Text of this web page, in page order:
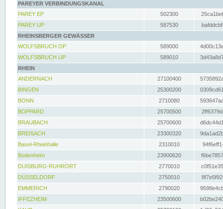
PAREYER VERBINDUNGSKANAL
PAREY EP
502300
PAREY UP
587530
RHEINSBERGER GEWÄSSER
WOLFSBRUCH OP
589000
WOLFSBRUCH UP
589010
RHEIN
ANDERNACH
27100400
BINGEN
25300200
BONN
2710080
BOPPARD
25700500
BRAUBACH
25700600
BREISACH
23300320
Basel-Rheinhalle
2310010
Bodenheim
23900620
DUISBURG-RUHRORT
2770010
DÜSSELDORF
2750010
EMMERICH
2790020
IFFEZHEIM
23500600